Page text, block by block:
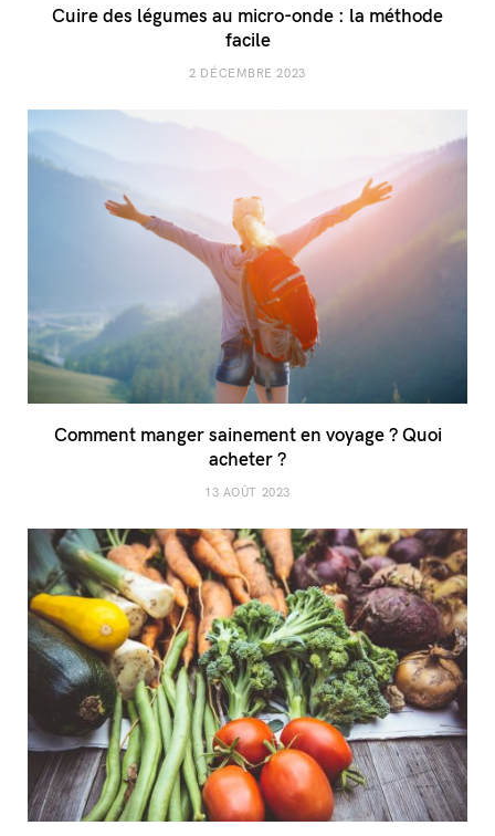
Cuire des légumes au micro-onde : la méthode
facile
2 DÉCEMBRE 2023
Comment manger sainement en voyage ? Quoi
acheter ?
13 AOÛT 2023